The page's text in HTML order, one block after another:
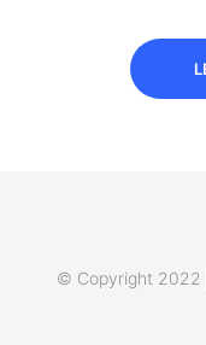
© Copyright 2022